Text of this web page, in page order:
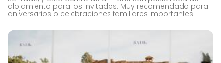
alojamiento para los invitados. Muy recomendado para
aniversarios o celebraciones familiares importantes.